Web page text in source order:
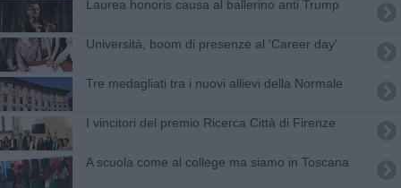
Laurea honoris causa al ballerino anti Trump
Università, boom di presenze al 'Career day'
Tre medagliati tra i nuovi allievi della Normale
I vincitori del premio Ricerca Città di Firenze
A scuola come al college ma siamo in Toscana